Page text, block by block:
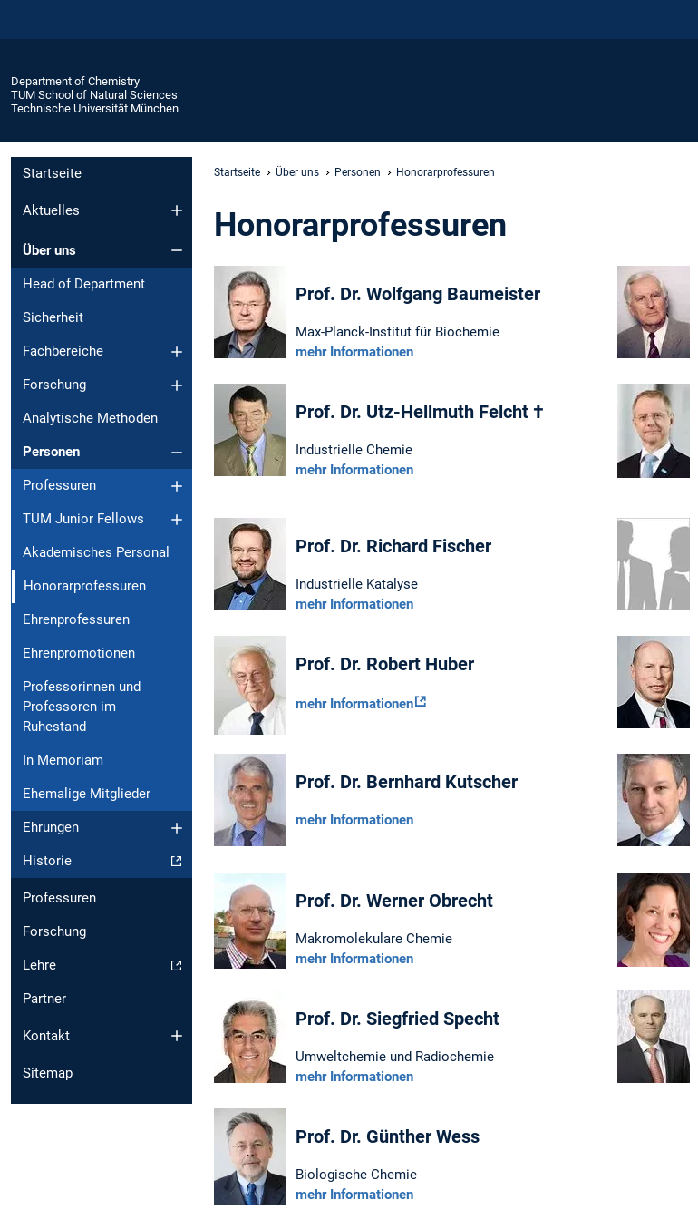
Department of Chemistry
TUM School of Natural Sciences
Technische Universität München
Startseite
Aktuelles
Über uns
Head of Department
Sicherheit
Fachbereiche
Forschung
Analytische Methoden
Personen
Professuren
TUM Junior Fellows
Akademisches Personal
Honorarprofessuren
Ehrenprofessuren
Ehrenpromotionen
Professorinnen und
Professoren im
Ruhestand
In Memoriam
Ehemalige Mitglieder
Ehrungen
Historie
Professuren
Forschung
Lehre
Partner
Kontakt
Sitemap
Startseite Über uns Personen Honorarprofessuren
Honorarprofessuren
Prof. Dr. Wolfgang Baumeister
Max-Planck-Institut für Biochemie
mehr Informationen
Prof. Dr. Utz-Hellmuth Felcht †
Industrielle Chemie
mehr Informationen
Prof. Dr. Richard Fischer
Industrielle Katalyse
mehr Informationen
Prof. Dr. Robert Huber
mehr Informationen
Prof. Dr. Bernhard Kutscher
mehr Informationen
Prof. Dr. Werner Obrecht
Makromolekulare Chemie
mehr Informationen
Prof. Dr. Siegfried Specht
Umweltchemie und Radiochemie
mehr Informationen
Prof. Dr. Günther Wess
Biologische Chemie
mehr Informationen